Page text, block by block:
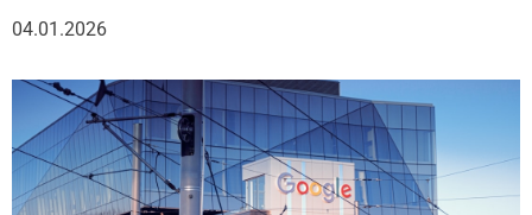
04.01.2026